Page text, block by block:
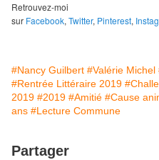
Retrouvez-moi
sur Facebook, Twitter, Pinterest,
#Nancy Guilbert #Valérie Michel
#Rentrée Littéraire 2019
2019 #2019 #Amitié #Cause
ans #Lecture Commune
Partager